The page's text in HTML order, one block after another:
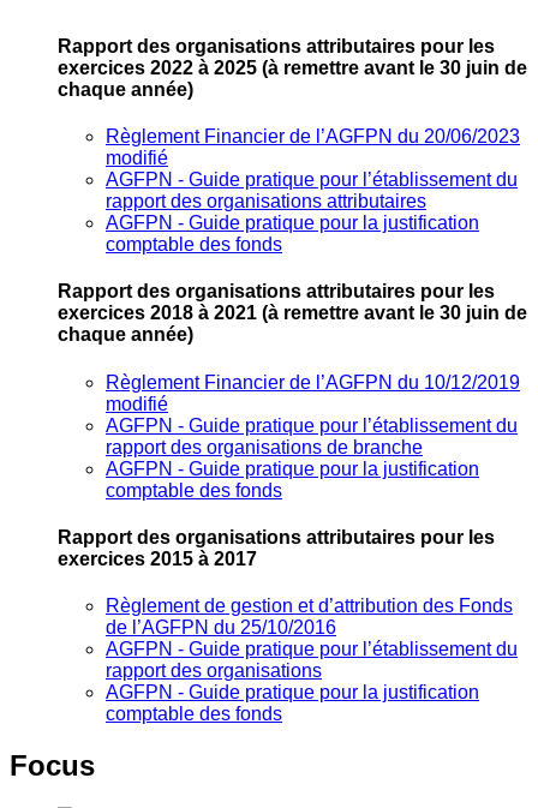
Rapport des organisations attributaires pour les
exercices 2022 à 2025 (à remettre avant le 30 juin de
chaque année)
Règlement Financier de l’AGFPN du 20/06/2023
modifié
AGFPN ‐ Guide pratique pour l’établissement du
rapport des organisations attributaires
AGFPN ‐ Guide pratique pour la justification
comptable des fonds
Rapport des organisations attributaires pour les
exercices 2018 à 2021 (à remettre avant le 30 juin de
chaque année)
Règlement Financier de l’AGFPN du 10/12/2019
modifié
AGFPN ‐ Guide pratique pour l’établissement du
rapport des organisations de branche
AGFPN ‐ Guide pratique pour la justification
comptable des fonds
Rapport des organisations attributaires pour les
exercices 2015 à 2017
Règlement de gestion et d’attribution des Fonds
de l’AGFPN du 25/10/2016
AGFPN ‐ Guide pratique pour l’établissement du
rapport des organisations
AGFPN ‐ Guide pratique pour la justification
comptable des fonds
Focus